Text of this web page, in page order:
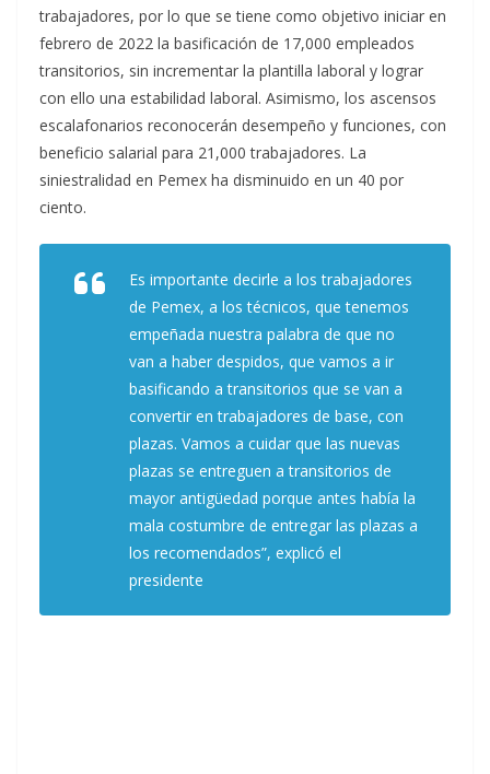
trabajadores, por lo que se tiene como objetivo iniciar en
febrero de 2022 la basificación de 17,000 empleados
transitorios, sin incrementar la plantilla laboral y lograr
con ello una estabilidad laboral. Asimismo, los ascensos
escalafonarios reconocerán desempeño y funciones, con
beneficio salarial para 21,000 trabajadores. La
siniestralidad en Pemex ha disminuido en un 40 por
ciento.
Es importante decirle a los trabajadores
de Pemex, a los técnicos, que tenemos
empeñada nuestra palabra de que no
van a haber despidos, que vamos a ir
basificando a transitorios que se van a
convertir en trabajadores de base, con
plazas. Vamos a cuidar que las nuevas
plazas se entreguen a transitorios de
mayor antigüedad porque antes había la
mala costumbre de entregar las plazas a
los recomendados”, explicó el
presidente